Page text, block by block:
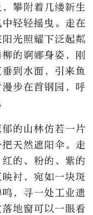
攀附着几缕新生
轻轻摇曳。走在
光照耀下泛起粼
的婀娜身姿，刚
到水面，引来鱼
步在首钢园，呼
的山林仿若一片
天然遮阳伞。走
的、粉的、紫的
衬，宛如一块斑
，寻一处工业遗
地窗可以一眼看